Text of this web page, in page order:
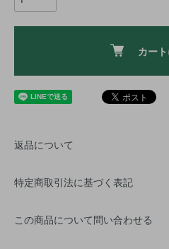
カー
返品について
特定商取引法に基づく表記
この商品について問い合わせる